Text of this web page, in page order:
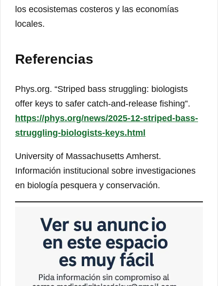
los ecosistemas costeros y las economías
locales.
Referencias
Phys.org. “Striped bass struggling: biologists
offer keys to safer catch-and-release fishing”.
https://phys.org/news/2025-12-striped-bass-
struggling-biologists-keys.html
University of Massachusetts Amherst.
Información institucional sobre investigaciones
en biología pesquera y conservación.